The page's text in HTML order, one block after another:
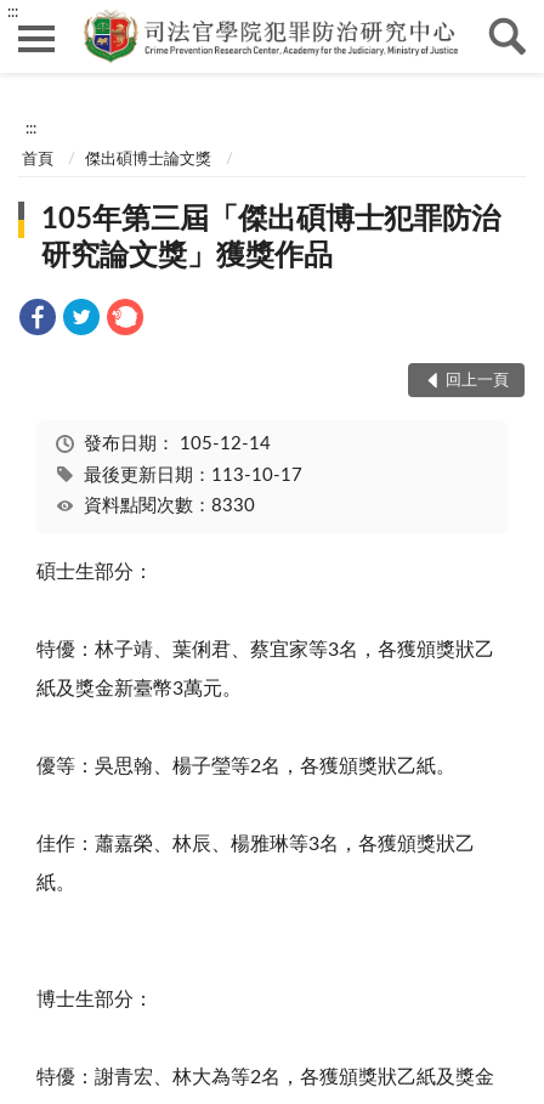
:::
:::
首頁 傑出碩博士論文獎
105年第三屆「傑出碩博士犯罪防治
研究論文獎」獲獎作品
回上一頁
發布日期： 105-12-14
最後更新日期：113-10-17
資料點閱次數：8330
碩士生部分：
特優：林子靖、葉俐君、蔡宜家等3名，各獲頒獎狀乙
紙及獎金新臺幣3萬元。
優等：吳思翰、楊子瑩等2名，各獲頒獎狀乙紙。
佳作：蕭嘉榮、林辰、楊雅琳等3名，各獲頒獎狀乙
紙。
博士生部分：
特優：謝青宏、林大為等2名，各獲頒獎狀乙紙及獎金